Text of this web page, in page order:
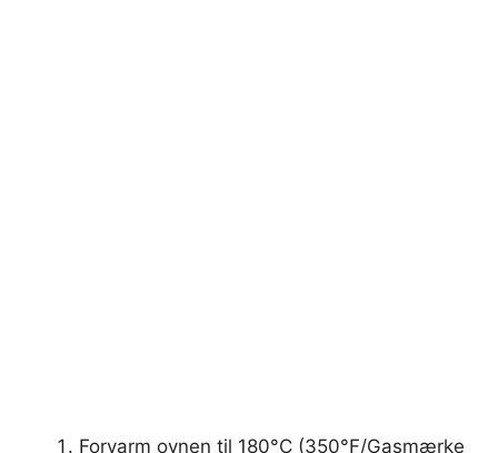
Forvarm ovnen til 180°C (350°F/Gasmærke